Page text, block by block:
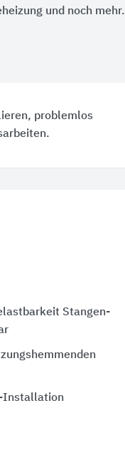
und noch mehr.
problemlos
Stangen-
Installation